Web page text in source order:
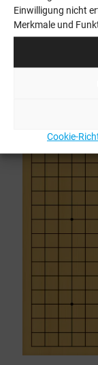
Einwilligung nicht
Merkmale und
Cookie-
Ausgabe